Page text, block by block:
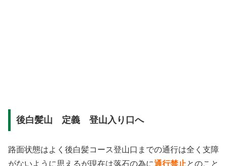
後白髪山 定義 登山入り口へ
路面状態はよく後白髪コース登山口までの通行は全く支障
がないように思えるが現在は落石の為に通行禁止とのこと